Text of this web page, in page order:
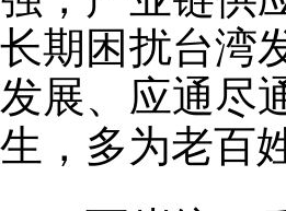
长期困扰台湾
发展、应通尽
生，多为老百